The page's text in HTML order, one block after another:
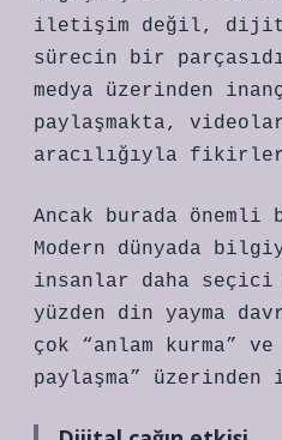
iletişim değil,
sürecin bir
medya üzerinden
paylaşmakta,
aracılığıyla
Ancak burada
Modern dünyada
insanlar daha
yüzden din yayma
çok “anlam kurma”
paylaşma”